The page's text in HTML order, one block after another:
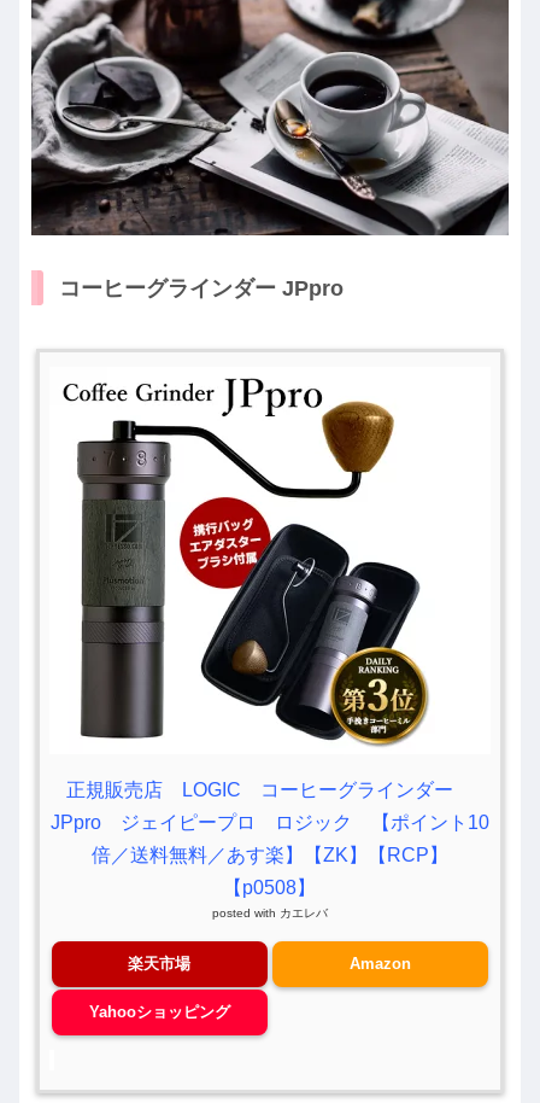
コーヒーグラインダー JPpro
正規販売店 LOGIC コーヒーグラインダー
JPpro ジェイピープロ ロジック 【ポイント10
倍／送料無料／あす楽】【ZK】【RCP】
【p0508】
posted with カエレバ
楽天市場 Amazon
Yahooショッピング